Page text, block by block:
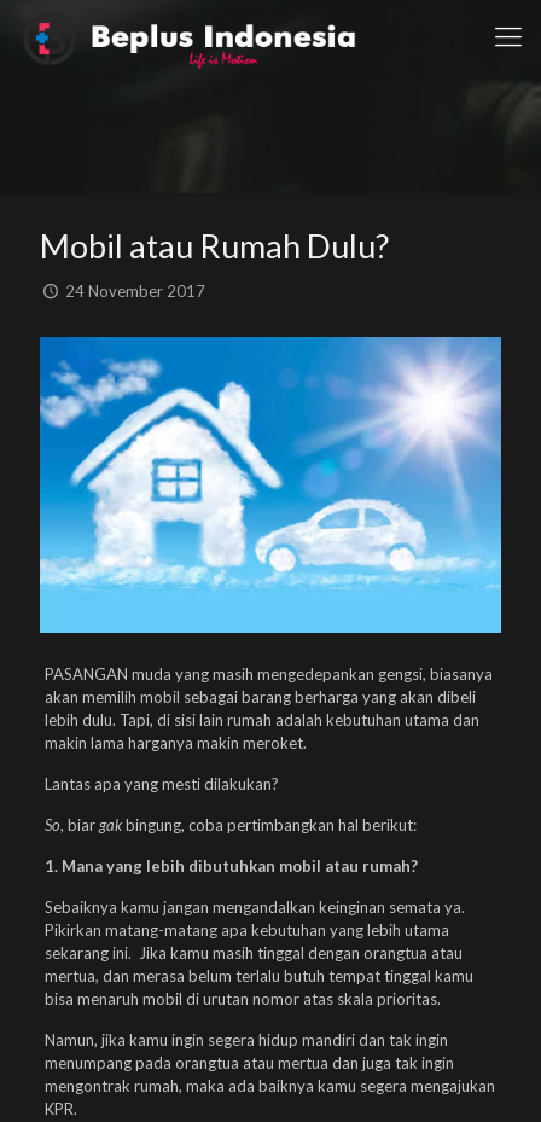
Mobil atau Rumah Dulu?
24 November 2017
PASANGAN muda yang masih mengedepankan gengsi, biasanya
akan memilih mobil sebagai barang berharga yang akan dibeli
lebih dulu. Tapi, di sisi lain rumah adalah kebutuhan utama dan
makin lama harganya makin meroket.
Lantas apa yang mesti dilakukan?
So, biargakbingung, coba pertimbangkan hal berikut:
1. Mana yang lebih dibutuhkan mobil atau rumah?
Sebaiknya kamu jangan mengandalkan keinginan semata ya.
Pikirkan matang-matang apa kebutuhan yang lebih utama
sekarang ini. Jika kamu masih tinggal dengan orangtua atau
mertua, dan merasa belum terlalu butuh tempat tinggal kamu
bisa menaruh mobil di urutan nomor atas skala prioritas.
Namun, jika kamu ingin segera hidup mandiri dan tak ingin
menumpang pada orangtua atau mertua dan juga tak ingin
mengontrak rumah, maka ada baiknya kamu segera mengajukan
KPR.